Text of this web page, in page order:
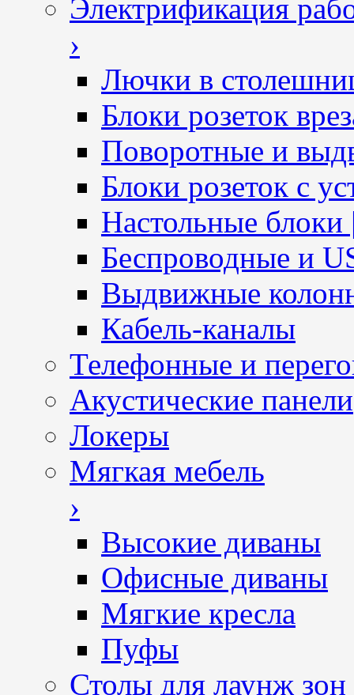
Электрификация
›
Лючки в
Блоки розеток
Поворотные и
Блоки розеток с
Настольные блоки
Беспроводные и
Выдвижные
Кабель-каналы
Телефонные и
Акустические панели
Локеры
Мягкая мебель
›
Высокие диваны
Офисные диваны
Мягкие кресла
Пуфы
Столы для лаунж зон